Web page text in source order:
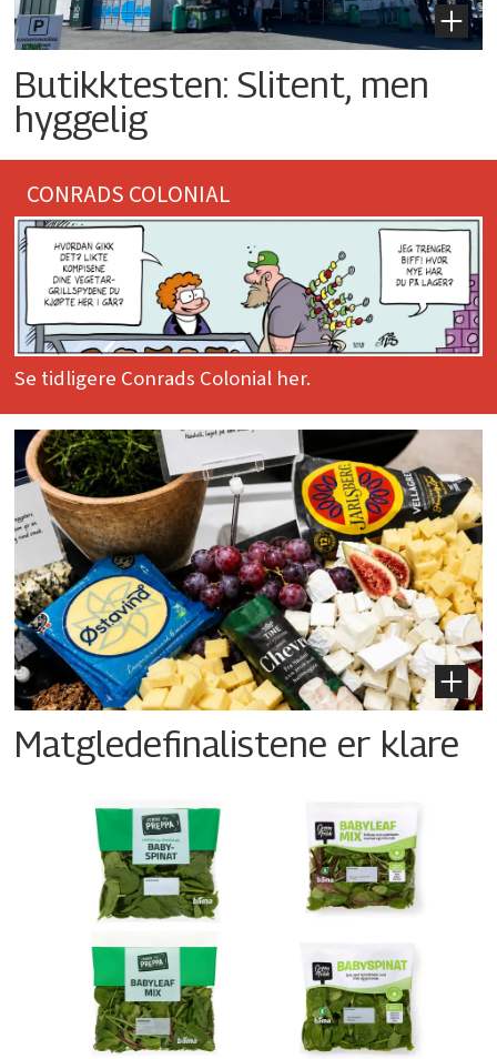
Butikktesten: Slitent, men
hyggelig
CONRADS COLONIAL
Se tidligere Conrads Colonial her.
Matgledefinalistene er klare